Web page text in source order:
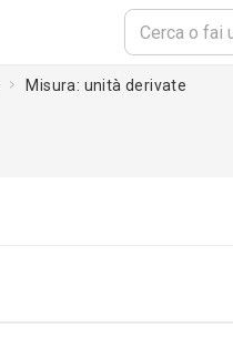
Misura: unità derivate